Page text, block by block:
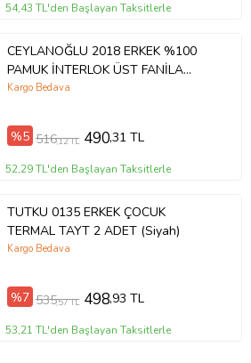
54,43 TL'den Başlayan Taksitlerle
CEYLANOĞLU 2018 ERKEK %100
PAMUK İNTERLOK ÜST FANİLA
TEKLİ
Kargo Bedava
%5 516,12 TL 490,31 TL
52,29 TL'den Başlayan Taksitlerle
TUTKU 0135 ERKEK ÇOCUK
TERMAL TAYT 2 ADET (Siyah)
Kargo Bedava
%7 535,57 TL 498,93 TL
53,21 TL'den Başlayan Taksitlerle